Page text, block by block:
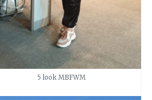
5 look MBFWM